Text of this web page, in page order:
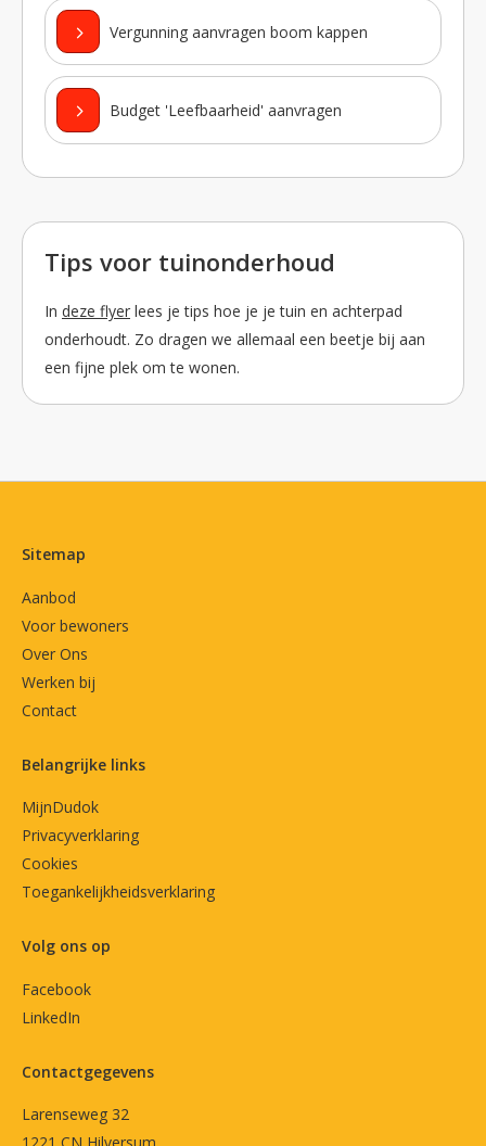
Vergunning aanvragen boom kappen
Budget 'Leefbaarheid' aanvragen
Tips voor tuinonderhoud
In deze flyer lees je tips hoe je je tuin en achterpad
onderhoudt. Zo dragen we allemaal een beetje bij aan
een fijne plek om te wonen.
Contactinformatie
Sitemap
Aanbod
Voor bewoners
Over Ons
Werken bij
Contact
Belangrijke links
MijnDudok
Privacyverklaring
Cookies
Toegankelijkheidsverklaring
Volg ons op
Facebook
LinkedIn
Contactgegevens
Larenseweg 32